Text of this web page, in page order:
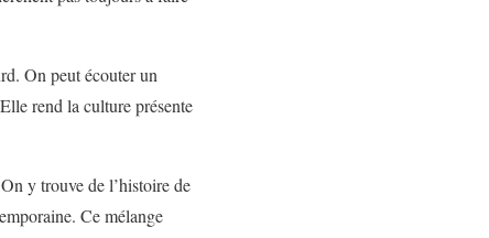
On peut écouter un
rend la culture présente
y trouve de l’histoire de
Ce mélange